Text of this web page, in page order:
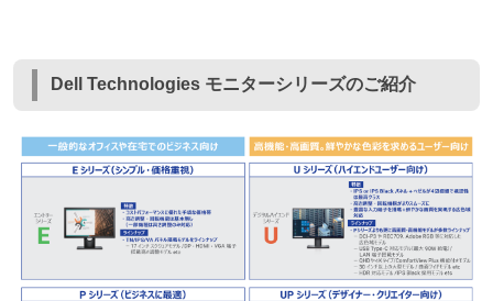
Dell Technologies モニターシリーズのご紹介